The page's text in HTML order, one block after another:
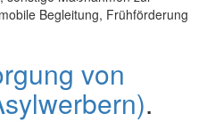
Begleitung, Frühförderung
von
.